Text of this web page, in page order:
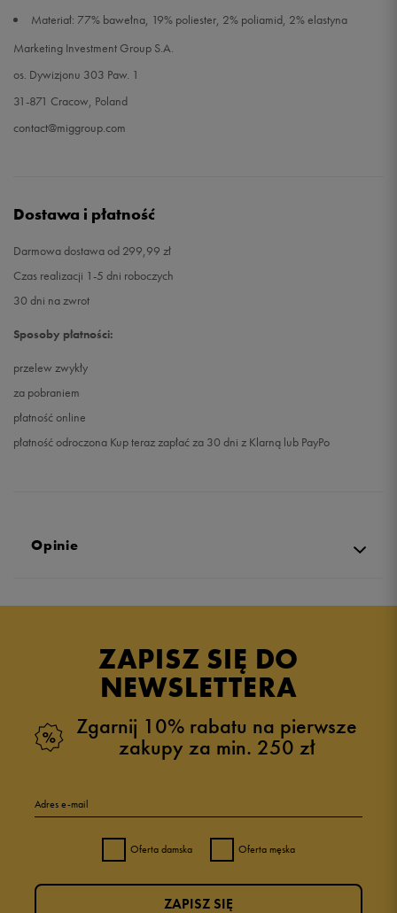
Materiał: 77% bawełna, 19% poliester, 2% poliamid, 2% elastyna
Marketing Investment Group S.A.
os. Dywizjonu 303 Paw. 1
31-871 Cracow, Poland
contact@miggroup.com
Dostawa i płatność
Darmowa dostawa od 299,99 zł
Czas realizacji 1-5 dni roboczych
30 dni na zwrot
Sposoby płatności:
przelew zwykły
za pobraniem
płatność online
płatność odroczona Kup teraz zapłać za 30 dni z Klarną lub PayPo
Opinie
ZAPISZ SIĘ DO
NEWSLETTERA
Zgarnij 10% rabatu na pierwsze
zakupy za min. 250 zł
Adres e-mail
Oferta damska Oferta męska
ZAPISZ SIĘ